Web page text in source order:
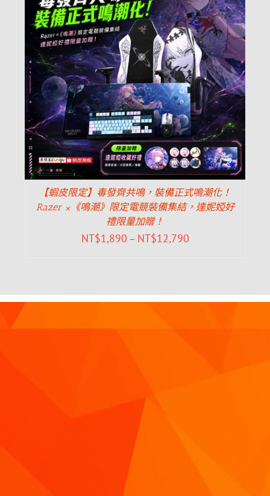
【蝦皮限定】毒發齊共鳴，裝備正式鳴潮化！
Razer ×《鳴潮》限定電競裝備集結，達妮婭好
禮限量加贈！
NT$1,890 – NT$12,790